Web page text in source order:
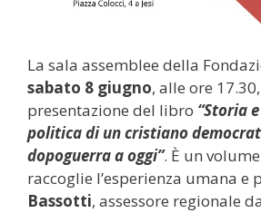
La sala assemblee della
sabato 8 giugno, alle ore
presentazione del libro “Storia
politica di un cristiano
dopoguerra a oggi”. È un
raccoglie l’esperienza umana e
Bassotti, assessore regionale